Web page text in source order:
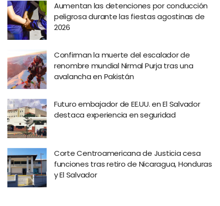
Aumentan las detenciones por conducción
peligrosa durante las fiestas agostinas de
2026
Confirman la muerte del escalador de
renombre mundial Nirmal Purja tras una
avalancha en Pakistán
Futuro embajador de EE.UU. en El Salvador
destaca experiencia en seguridad
Corte Centroamericana de Justicia cesa
funciones tras retiro de Nicaragua, Honduras
y El Salvador